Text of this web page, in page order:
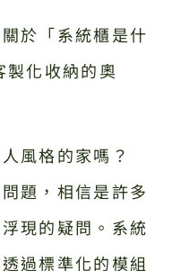
於「系統櫃是什
化收納的奧
風格的家嗎？
題，相信是許多
現的疑問。系統
過標準化的模組